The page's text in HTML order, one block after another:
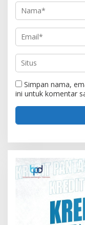
Simpan nama,
ini untuk komentar